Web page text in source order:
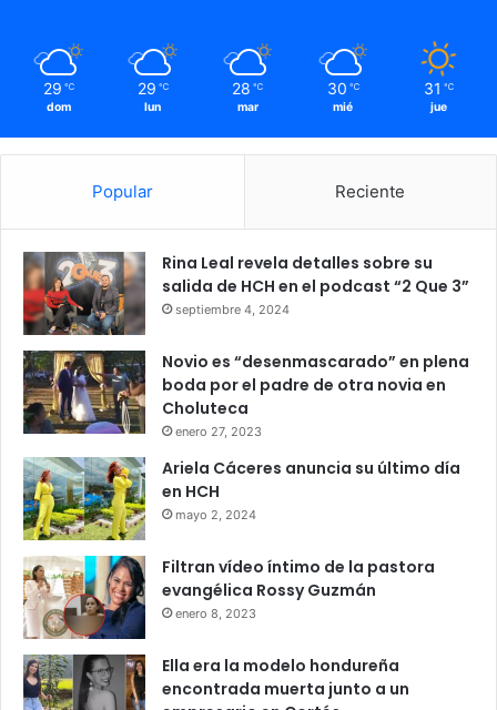
29 ℃
dom
29 ℃
lun
28 ℃
mar
30 ℃
mié
31 ℃
jue
Popular Reciente
Rina Leal revela detalles sobre su
salida de HCH en el podcast “2 Que 3”
septiembre 4, 2024
Novio es “desenmascarado” en plena
boda por el padre de otra novia en
Choluteca
enero 27, 2023
Ariela Cáceres anuncia su último día
en HCH
mayo 2, 2024
Filtran vídeo íntimo de la pastora
evangélica Rossy Guzmán
enero 8, 2023
Ella era la modelo hondureña
encontrada muerta junto a un